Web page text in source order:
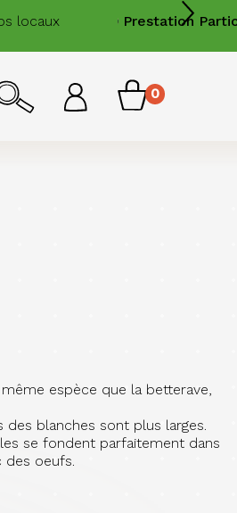
Prestation
Menu
0
espèce que la betterave,
blanches sont plus larges.
se fondent parfaitement dans
des oeufs.